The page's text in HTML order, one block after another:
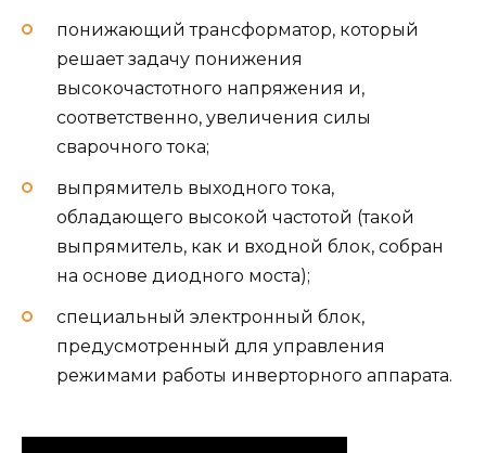
понижающий трансформатор, который
решает задачу понижения
высокочастотного напряжения и,
соответственно, увеличения силы
сварочного тока;
выпрямитель выходного тока,
обладающего высокой частотой (такой
выпрямитель, как и входной блок, собран
на основе диодного моста);
специальный электронный блок,
предусмотренный для управления
режимами работы инверторного аппарата.